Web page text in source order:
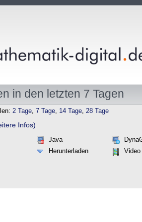
in den letzten 7 Tagen
2 Tage, 7 Tage, 14 Tage, 28 Tage
Infos)
Java
Herunterladen Video